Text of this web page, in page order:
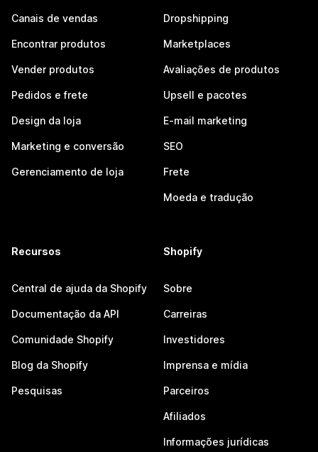
Canais de vendas
Encontrar produtos
Vender produtos
Pedidos e frete
Design da loja
Marketing e conversão
Gerenciamento de loja
Dropshipping
Marketplaces
Avaliações de produtos
Upsell e pacotes
E-mail marketing
SEO
Frete
Moeda e tradução
Recursos
Central de ajuda da Shopify
Documentação da API
Comunidade Shopify
Blog da Shopify
Pesquisas
Shopify
Sobre
Carreiras
Investidores
Imprensa e mídia
Parceiros
Afiliados
Informações jurídicas